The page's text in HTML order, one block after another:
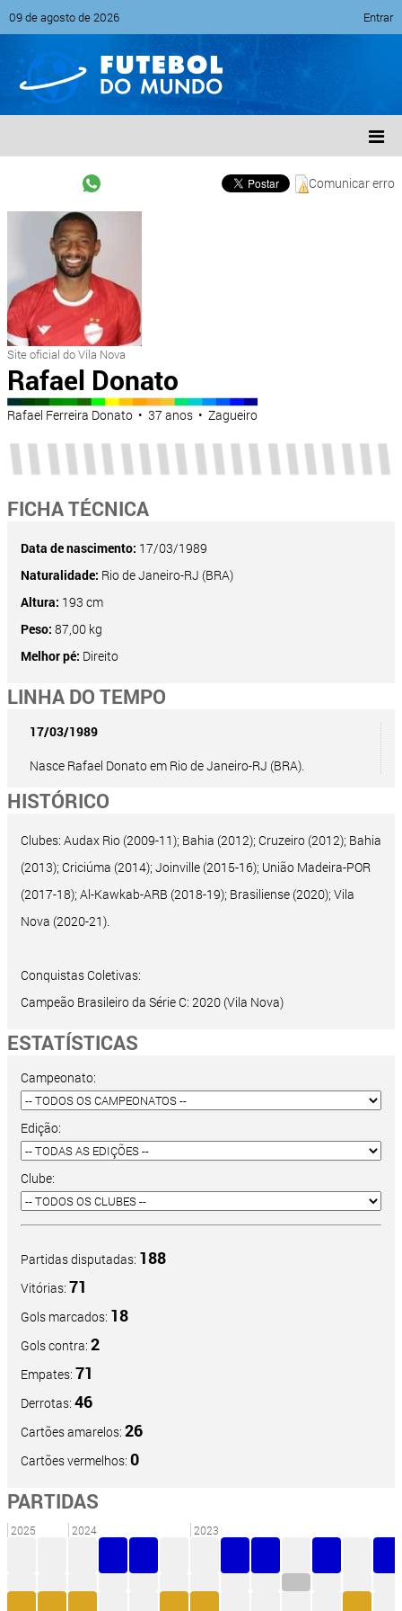
09 de agosto de 2026 Entrar
Comunicar erro
Site oficial do Vila Nova
Rafael Donato
Rafael Ferreira Donato • 37 anos • Zagueiro
FICHA TÉCNICA
Data de nascimento: 17/03/1989
Naturalidade: Rio de Janeiro-RJ (BRA)
Altura: 193 cm
Peso: 87,00 kg
Melhor pé: Direito
LINHA DO TEMPO
17/03/1989
Nasce Rafael Donato em Rio de Janeiro-RJ (BRA).
HISTÓRICO
Clubes: Audax Rio (2009-11); Bahia (2012); Cruzeiro (2012); Bahia
(2013); Criciúma (2014); Joinville (2015-16); União Madeira-POR
(2017-18); Al-Kawkab-ARB (2018-19); Brasiliense (2020); Vila
Nova (2020-21).
Conquistas Coletivas:
Campeão Brasileiro da Série C: 2020 (Vila Nova)
ESTATÍSTICAS
Campeonato:
Edição:
Clube:
Partidas disputadas: 188
Vitórias: 71
Gols marcados: 18
Gols contra: 2
Empates: 71
Derrotas: 46
Cartões amarelos: 26
Cartões vermelhos: 0
PARTIDAS
2025 2024 2023